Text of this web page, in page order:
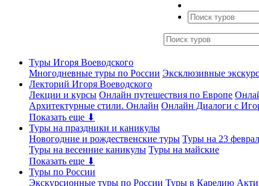
Туры Игоря Воеводского
Многодневные туры по России Эксклюзивные
Лекторий Игоря Воеводского
Лекции и курсы Онлайн путешествия по Европе
Архитектурные стили. Онлайн Онлайн Диалоги с
Показать еще ⬇
Туры на праздники и каникулы
Новогодние и рождественские туры Туры на 23
Туры на весенние каникулы Туры на майские
Показать еще ⬇
Туры по России
Экскурсионные туры по России Туры в Карелию